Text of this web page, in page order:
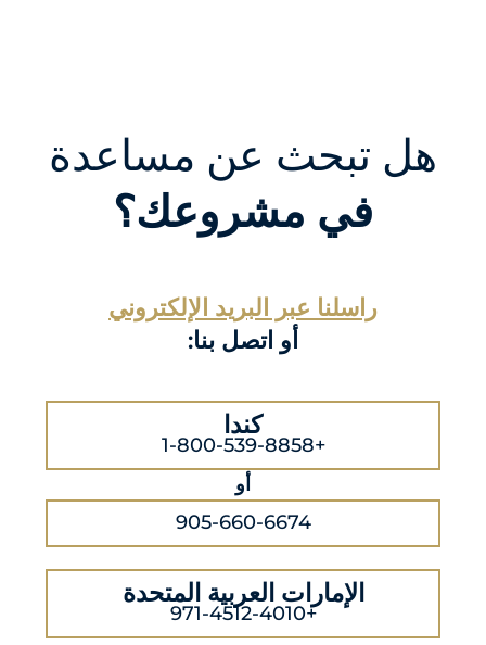
هل تبحث عن مساعدة
في مشروعك؟
راسلنا عبر البريد الإلكتروني
أو اتصل بنا:
كندا
+1-800-539-8858
أو
905-660-6674
الإمارات العربية المتحدة
+971-4512-4010